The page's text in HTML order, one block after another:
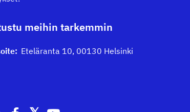
meihin tarkemmin
Eteläranta 10, 00130 Helsinki